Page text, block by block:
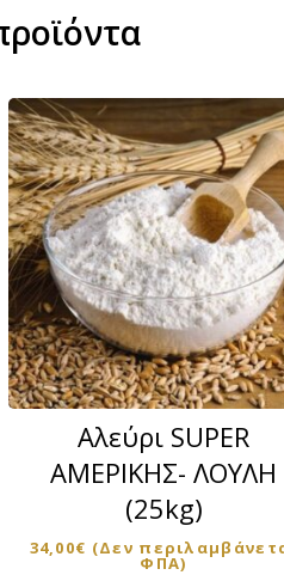
Αλεύρι SUPER
ΑΜΕΡΙΚΗΣ- ΛΟΥΛΗ
(25kg)
34,00€ (Δεν
ΦΠΑ)